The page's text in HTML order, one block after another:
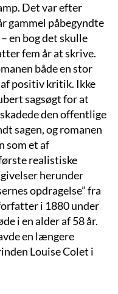
Det var efter
gammel påbegyndte
en bog det skulle
fem år at skrive.
både en stor
positiv kritik. Ikke
sagsøgt for at
den offentlige
sagen, og romanen
som et af
realistiske
herunder
opdragelse” fra
i 1880 under
i en alder af 58 år.
en længere
Louise Colet i